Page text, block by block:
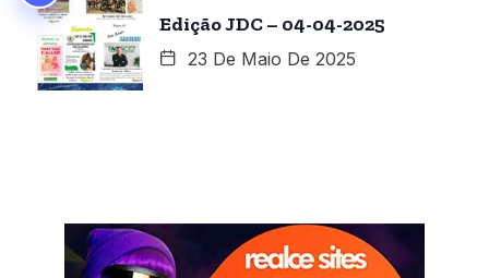
Edição JDC – 04-04-2025
23 De Maio De 2025